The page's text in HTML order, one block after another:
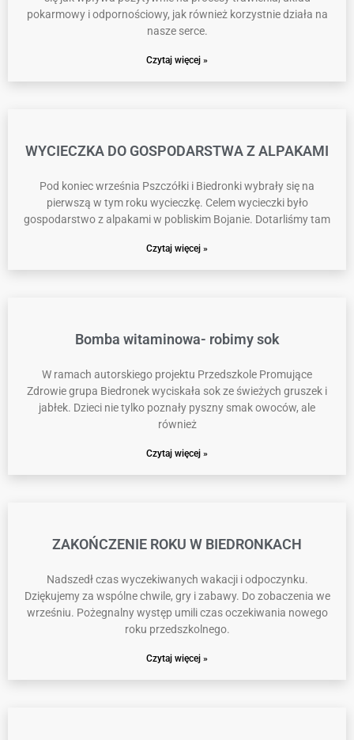
pokarmowy i odpornościowy, jak również korzystnie działa na
nasze serce.
Czytaj więcej »
WYCIECZKA DO GOSPODARSTWA Z ALPAKAMI
Pod koniec września Pszczółki i Biedronki wybrały się na
pierwszą w tym roku wycieczkę. Celem wycieczki było
gospodarstwo z alpakami w pobliskim Bojanie. Dotarliśmy tam
Czytaj więcej »
Bomba witaminowa- robimy sok
W ramach autorskiego projektu Przedszkole Promujące
Zdrowie grupa Biedronek wyciskała sok ze świeżych gruszek i
jabłek. Dzieci nie tylko poznały pyszny smak owoców, ale
również
Czytaj więcej »
ZAKOŃCZENIE ROKU W BIEDRONKACH
Nadszedł czas wyczekiwanych wakacji i odpoczynku.
Dziękujemy za wspólne chwile, gry i zabawy. Do zobaczenia we
wrześniu. Pożegnalny występ umili czas oczekiwania nowego
roku przedszkolnego.
Czytaj więcej »